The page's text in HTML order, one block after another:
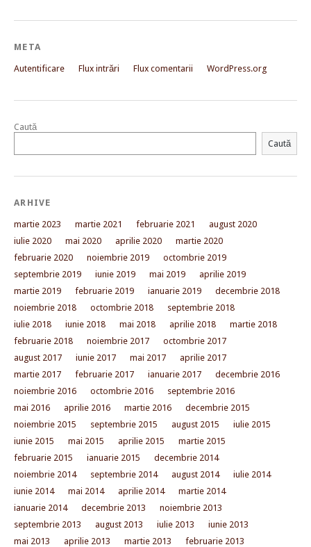
META
Autentificare Flux intrări Flux comentarii WordPress.org
Caută
Caută
ARHIVE
martie 2023 martie 2021 februarie 2021
august 2020
iulie 2020
mai 2020 aprilie 2020
martie 2020
februarie 2020
noiembrie 2019
octombrie 2019
septembrie 2019
iunie 2019 mai 2019
aprilie 2019
martie 2019
februarie 2019 ianuarie 2019
decembrie 2018
noiembrie 2018
octombrie 2018
septembrie 2018
iulie 2018
iunie 2018 mai 2018 aprilie 2018
martie 2018
februarie 2018
noiembrie 2017
octombrie 2017
august 2017
iunie 2017 mai 2017
aprilie 2017
martie 2017
februarie 2017 ianuarie 2017
decembrie 2016
noiembrie 2016
octombrie 2016
septembrie 2016
mai 2016
aprilie 2016 martie 2016
decembrie 2015
noiembrie 2015
septembrie 2015 august 2015
iulie 2015
iunie 2015
mai 2015 aprilie 2015
martie 2015
februarie 2015
ianuarie 2015
decembrie 2014
noiembrie 2014
septembrie 2014 august 2014
iulie 2014
iunie 2014
mai 2014 aprilie 2014
martie 2014
ianuarie 2014
decembrie 2013
noiembrie 2013
septembrie 2013
august 2013 iulie 2013
iunie 2013
mai 2013
aprilie 2013 martie 2013 februarie 2013